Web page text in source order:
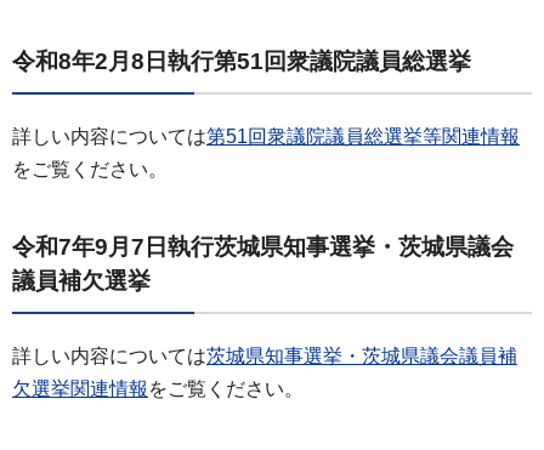
令和8年2月8日執行第51回衆議院議員総選挙
詳しい内容については第51回衆議院議員総選挙等関連情報
をご覧ください。
令和7年9月7日執行茨城県知事選挙・茨城県議会
議員補欠選挙
詳しい内容については茨城県知事選挙・茨城県議会議員補
欠選挙関連情報 をご覧ください。